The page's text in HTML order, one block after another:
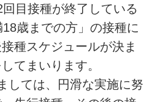
目接種が終了している
歳までの方」の接種に
種スケジュールが決ま
てまいります。
しては、円滑な実施に努